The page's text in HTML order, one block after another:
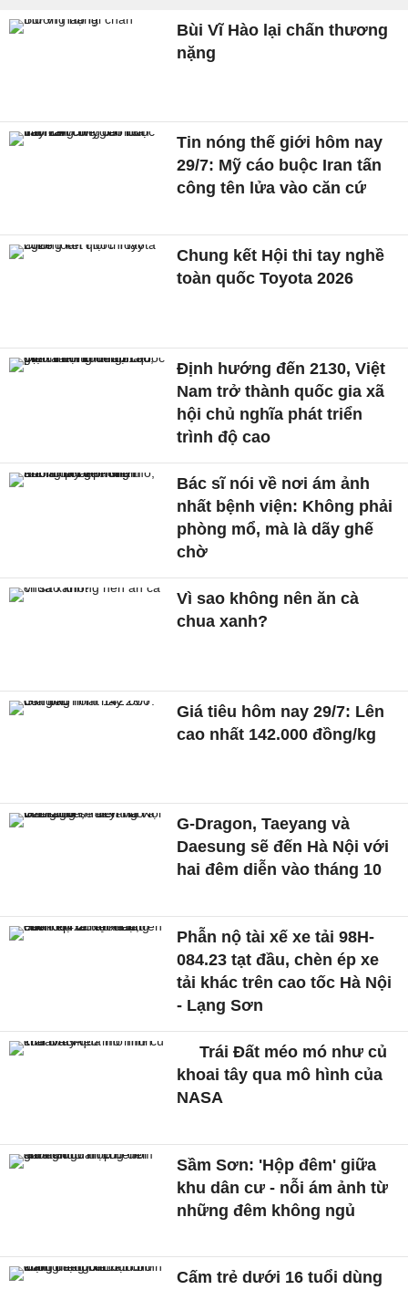
Bùi Vĩ Hào lại chấn thương
nặng
Tin nóng thế giới hôm nay
29/7: Mỹ cáo buộc Iran tấn
công tên lửa vào căn cứ
Chung kết Hội thi tay nghề
toàn quốc Toyota 2026
Định hướng đến 2130, Việt
Nam trở thành quốc gia xã
hội chủ nghĩa phát triển
trình độ cao
Bác sĩ nói về nơi ám ảnh
nhất bệnh viện: Không phải
phòng mổ, mà là dãy ghế
chờ
Vì sao không nên ăn cà
chua xanh?
Giá tiêu hôm nay 29/7: Lên
cao nhất 142.000 đồng/kg
G-Dragon, Taeyang và
Daesung sẽ đến Hà Nội với
hai đêm diễn vào tháng 10
Phẫn nộ tài xế xe tải 98H-
084.23 tạt đầu, chèn ép xe
tải khác trên cao tốc Hà Nội
- Lạng Sơn
Trái Đất méo mó như củ
khoai tây qua mô hình của
NASA
Sầm Sơn: 'Hộp đêm' giữa
khu dân cư - nỗi ám ảnh từ
những đêm không ngủ
Cấm trẻ dưới 16 tuổi dùng